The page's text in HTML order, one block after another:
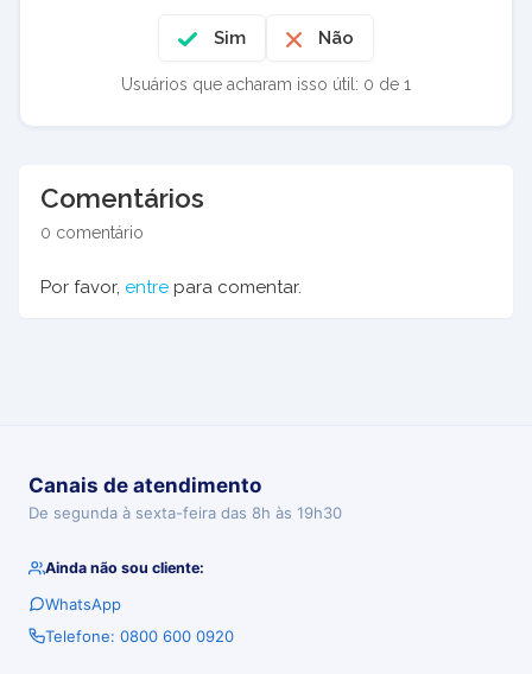
Sim Não
Usuários que acharam isso útil: 0 de 1
Comentários
0 comentário
Por favor, entre para comentar.
Canais de atendimento
De segunda à sexta-feira das 8h às 19h30
Ainda não sou cliente:
WhatsApp
Telefone: 0800 600 0920